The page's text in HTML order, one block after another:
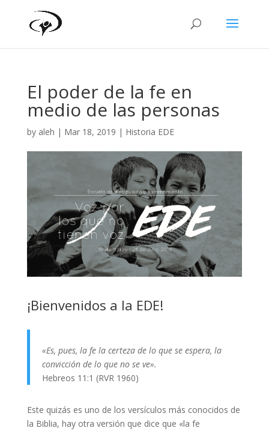
El poder de la fe en
medio de las personas
by aleh | Mar 18, 2019 | Historia EDE
¡Bienvenidos a la EDE!
«Es, pues, la fe la certeza de lo que se espera, la
convicción de lo que no se ve».
Hebreos 11:1 (RVR 1960)
Este quizás es uno de los versículos más conocidos de
la Biblia, hay otra versión que dice que «la fe